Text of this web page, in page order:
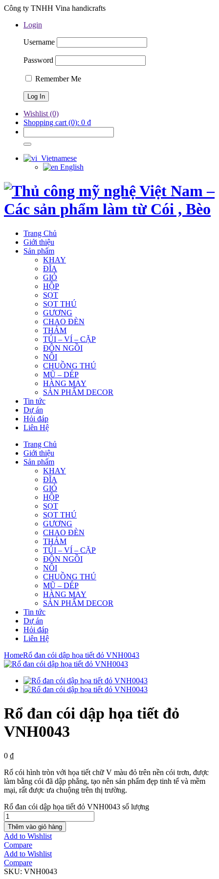
Công ty TNHH Vina handicrafts
Login
Username
Password
Remember Me
Wishlist (0)
Shopping cart (0): 0 ₫
Vietnamese
English
Trang Chủ
Giới thiệu
Sản phẩm
KHAY
ĐĨA
GIỎ
HỘP
SỌT
SỌT THÚ
GƯƠNG
CHAO ĐÈN
THẢM
TÚI – VÍ – CẶP
ĐÔN NGỒI
NÔI
CHUỒNG THÚ
MŨ – DÉP
HÀNG MAY
SẢN PHẨM DECOR
Tin tức
Dự án
Hỏi đáp
Liên Hệ
Trang Chủ
Giới thiệu
Sản phẩm
KHAY
ĐĨA
GIỎ
HỘP
SỌT
SỌT THÚ
GƯƠNG
CHAO ĐÈN
THẢM
TÚI – VÍ – CẶP
ĐÔN NGỒI
NÔI
CHUỒNG THÚ
MŨ – DÉP
HÀNG MAY
SẢN PHẨM DECOR
Tin tức
Dự án
Hỏi đáp
Liên Hệ
HomeRổ đan cói dập họa tiết đỏ VNH0043
Rổ đan cói dập họa tiết đỏ
VNH0043
0 ₫
Rổ cói hình tròn với họa tiết chữ V màu đỏ trên nền cói trơn, được
làm bằng cói đã dập phẳng, tạo nên sản phẩm đẹp tinh tế và mềm
mại, rất được ưa chuộng trên thị trường.
Rổ đan cói dập họa tiết đỏ VNH0043 số lượng
Thêm vào giỏ hàng
Add to Wishlist
Compare
Add to Wishlist
Compare
SKU: VNH0043